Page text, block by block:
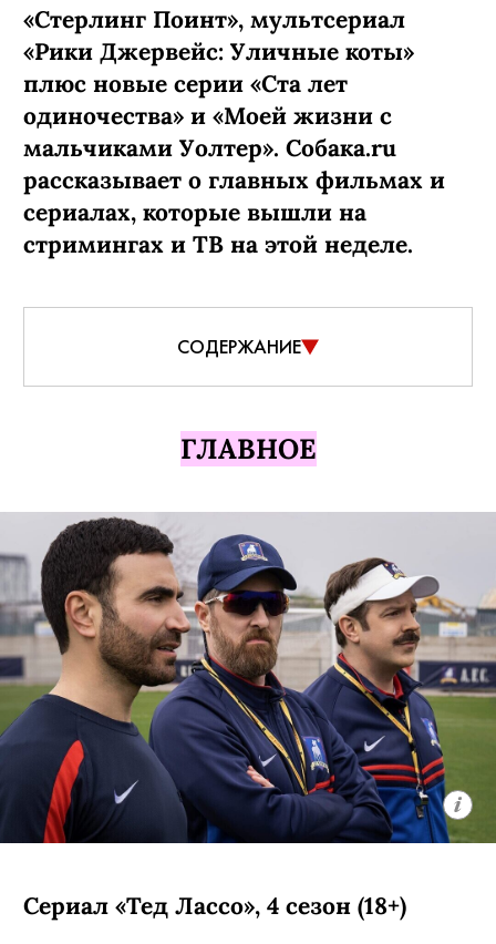
«Стерлинг Поинт», мультсериал
«Рики Джервейс: Уличные коты»
плюс новые серии «Ста лет
одиночества» и «Моей жизни с
мальчиками Уолтер». Собака.ru
рассказывает о главных фильмах и
сериалах, которые вышли на
стримингах и ТВ на этой неделе.
СОДЕРЖАНИЕ
ГЛАВНОЕ
Сериал «Тед Лассо», 4 сезон (18+)